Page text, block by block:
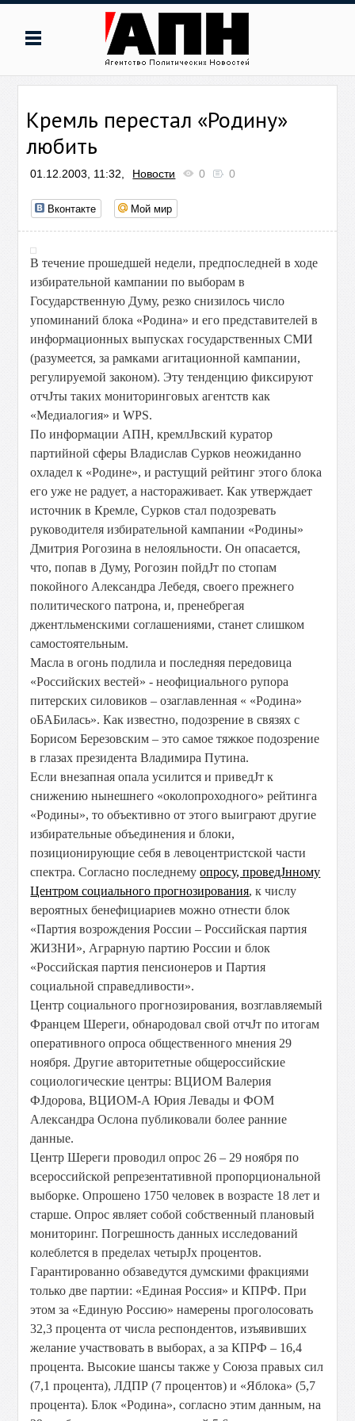
Кремль перестал «Родину»
любить
01.12.2003, 11:32, Новости 0 0
Вконтакте Мой мир
В течение прошедшей недели, предпоследней в ходе
избирательной кампании по выборам в
Государственную Думу, резко снизилось число
упоминаний блока «Родина» и его представителей в
информационных выпусках государственных СМИ
(разумеется, за рамками агитационной кампании,
регулируемой законом). Эту тенденцию фиксируют
отчЈты таких мониторинговых агентств как
«Медиалогия» и WPS.
По информации АПН, кремлЈвский куратор
партийной сферы Владислав Сурков неожиданно
охладел к «Родине», и растущий рейтинг этого блока
его уже не радует, а настораживает. Как утверждает
источник в Кремле, Сурков стал подозревать
руководителя избирательной кампании «Родины»
Дмитрия Рогозина в нелояльности. Он опасается,
что, попав в Думу, Рогозин пойдЈт по стопам
покойного Александра Лебедя, своего прежнего
политического патрона, и, пренебрегая
джентльменскими соглашениями, станет слишком
самостоятельным.
Масла в огонь подлила и последняя передовица
«Российских вестей» - неофициального рупора
питерских силовиков – озаглавленная « «Родина»
оБАБилась». Как известно, подозрение в связях с
Борисом Березовским – это самое тяжкое подозрение
в глазах президента Владимира Путина.
Если внезапная опала усилится и приведЈт к
снижению нынешнего «околопроходного» рейтинга
«Родины», то объективно от этого выиграют другие
избирательные объединения и блоки,
позиционирующие себя в левоцентристской части
спектра. Согласно последнемуопросу, проведЈнному
Центром социального прогнозирования, к числу
вероятных бенефициариев можно отнести блок
«Партия возрождения России – Российская партия
ЖИЗНИ», Аграрную партию России и блок
«Российская партия пенсионеров и Партия
социальной справедливости».
Центр социального прогнозирования, возглавляемый
Францем Шереги, обнародовал свой отчЈт по итогам
оперативного опроса общественного мнения 29
ноября. Другие авторитетные общероссийские
социологические центры: ВЦИОМ Валерия
ФЈдорова, ВЦИОМ-А Юрия Левады и ФОМ
Александра Ослона публиковали более ранние
данные.
Центр Шереги проводил опрос 26 – 29 ноября по
всероссийской репрезентативной пропорциональной
выборке. Опрошено 1750 человек в возрасте 18 лет и
старше. Опрос являет собой собственный плановый
мониторинг. Погрешность данных исследований
колеблется в пределах четырЈх процентов.
Гарантированно обзаведутся думскими фракциями
только две партии: «Единая Россия» и КПРФ. При
этом за «Единую Россию» намерены проголосовать
32,3 процента от числа респондентов, изъявивших
желание участвовать в выборах, а за КПРФ – 16,4
процента. Высокие шансы также у Союза правых сил
(7,1 процента), ЛДПР (7 процентов) и «Яблока» (5,7
процента). Блок «Родина», согласно этим данным, на